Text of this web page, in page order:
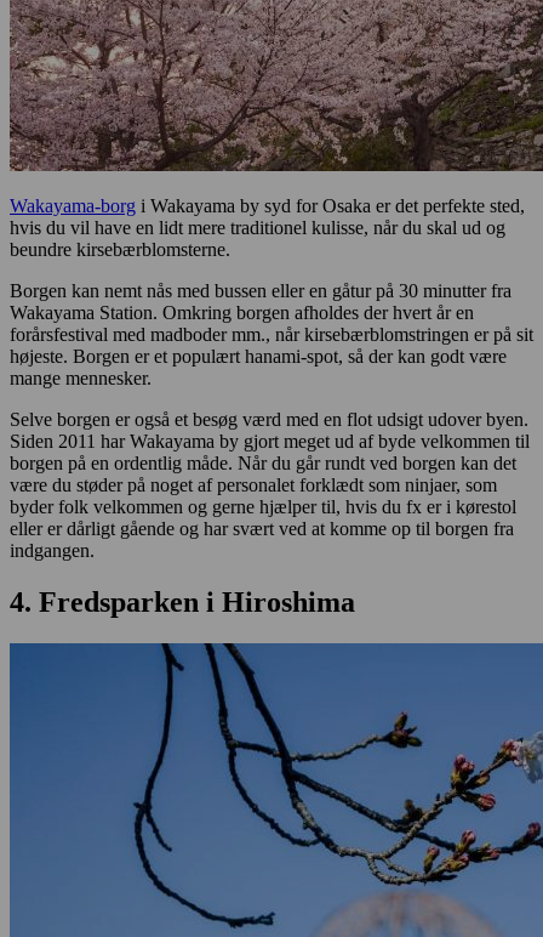
Wakayama-borg i Wakayama by syd for Osaka er det perfekte sted,
hvis du vil have en lidt mere traditionel kulisse, når du skal ud og
beundre kirsebærblomsterne.
Borgen kan nemt nås med bussen eller en gåtur på 30 minutter fra
Wakayama Station. Omkring borgen afholdes der hvert år en
forårsfestival med madboder mm., når kirsebærblomstringen er på sit
højeste. Borgen er et populært hanami-spot, så der kan godt være
mange mennesker.
Selve borgen er også et besøg værd med en flot udsigt udover byen.
Siden 2011 har Wakayama by gjort meget ud af byde velkommen til
borgen på en ordentlig måde. Når du går rundt ved borgen kan det
være du støder på noget af personalet forklædt som ninjaer, som
byder folk velkommen og gerne hjælper til, hvis du fx er i kørestol
eller er dårligt gående og har svært ved at komme op til borgen fra
indgangen.
4. Fredsparken i Hiroshima